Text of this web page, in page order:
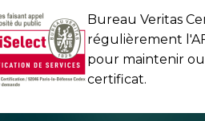
Bureau Veritas
régulièrement
pour maintenir
certificat.